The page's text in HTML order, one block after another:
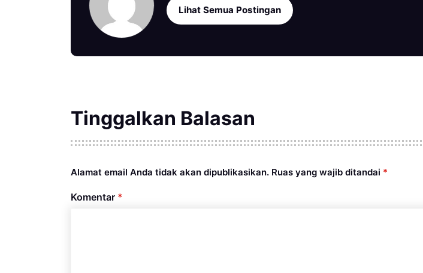
Lihat Semua Postingan
Tinggalkan Balasan
Alamat email Anda tidak akan dipublikasikan. Ruas yang wajib ditandai *
Komentar *